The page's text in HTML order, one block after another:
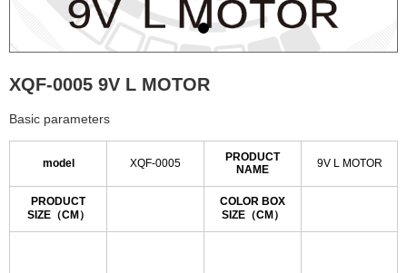
XQF-0005 9V L MOTOR
Basic parameters
model XQF-0005
PRODUCT
NAME
9V L MOTOR
PRODUCT
SIZE（CM）
COLOR BOX
SIZE（CM）